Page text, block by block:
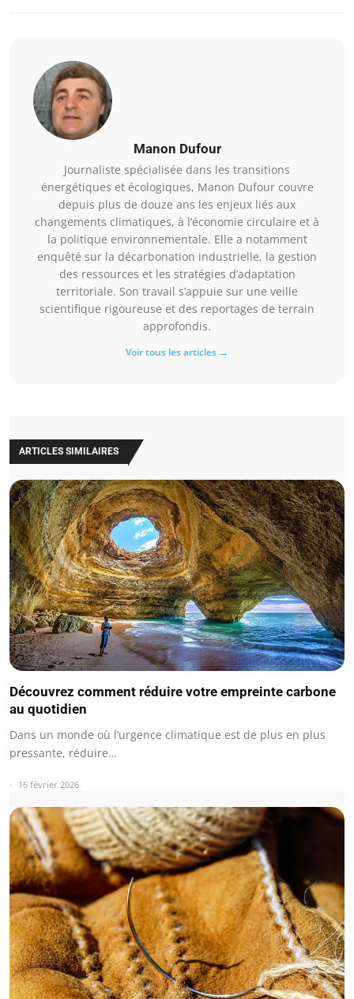
Manon Dufour
Journaliste spécialisée dans les transitions
énergétiques et écologiques, Manon Dufour couvre
depuis plus de douze ans les enjeux liés aux
changements climatiques, à l’économie circulaire et à
la politique environnementale. Elle a notamment
enquêté sur la décarbonation industrielle, la gestion
des ressources et les stratégies d’adaptation
territoriale. Son travail s’appuie sur une veille
scientifique rigoureuse et des reportages de terrain
approfondis.
Voir tous les articles →
ARTICLES SIMILAIRES
Découvrez comment réduire votre empreinte carbone
au quotidien
Dans un monde où l’urgence climatique est de plus en plus
pressante, réduire…
16 février 2026